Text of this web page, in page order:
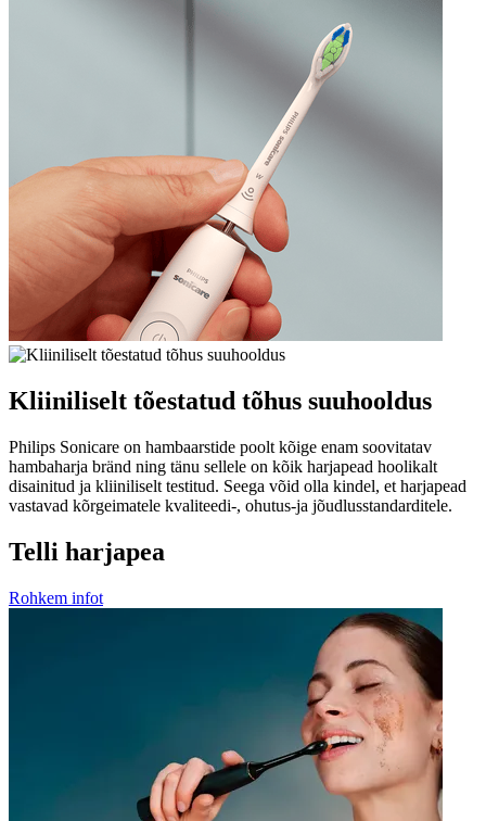
Kliiniliselt tõestatud tõhus suuhooldus
Philips Sonicare on hambaarstide poolt kõige enam soovitatav
hambaharja bränd ning tänu sellele on kõik harjapead hoolikalt
disainitud ja kliiniliselt testitud. Seega võid olla kindel, et harjapead
vastavad kõrgeimatele kvaliteedi-, ohutus-ja jõudlusstandarditele.
Telli harjapea
Rohkem infot